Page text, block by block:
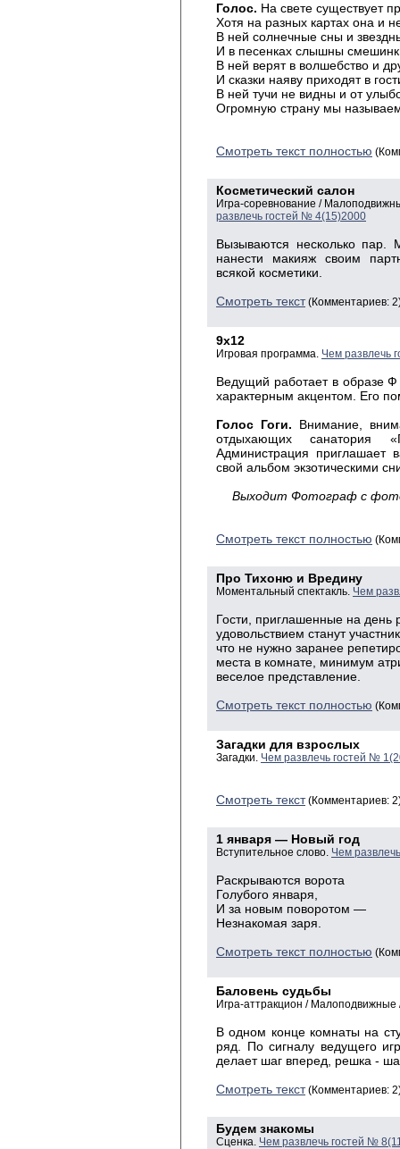
Голос. На свете существует
Хотя на разных картах она и
В ней солнечные сны и
И в песенках слышны
В ней верят в волшебство и
И сказки наяву приходят в
В ней тучи не видны и от
Огромную страну мы
Смотреть текст полностью
Косметический салон
Игра-соревнование /
развлечь гостей № 4(15)2000
Вызываются несколько пар.
нанести макияж своим
всякой косметики.
Смотреть текст(Комментариев:
9х12
Игровая программа. Чем развлечь
Ведущий работает в образе
характерным акцентом. Его
Голос Гоги. Внимание,
отдыхающих санатория
Администрация
свой альбом экзотическими
Выходит Фотограф с
Смотреть текст полностью
Про Тихоню и Вредину
Моментальный спектакль. Чем
Гости, приглашенные на день
удовольствием станут
что не нужно заранее
места в комнате, минимум
веселое представление.
Смотреть текст полностью
Загадки для взрослых
Загадки. Чем развлечь гостей №
Смотреть текст(Комментариев:
1 января — Новый год
Вступительное слово. Чем
Раскрываются ворота
Голубого января,
И за новым поворотом —
Незнакомая заря.
Смотреть текст полностью
Баловень судьбы
Игра-аттракцион / Малоподвижные
В одном конце комнаты на
ряд. По сигналу ведущего
делает шаг вперед, решка -
Смотреть текст(Комментариев:
Будем знакомы
Сценка. Чем развлечь гостей №